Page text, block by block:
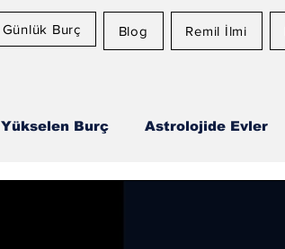
Günlük Burç Blog Remil İlmi
Yükselen Burç Astrolojide Evler